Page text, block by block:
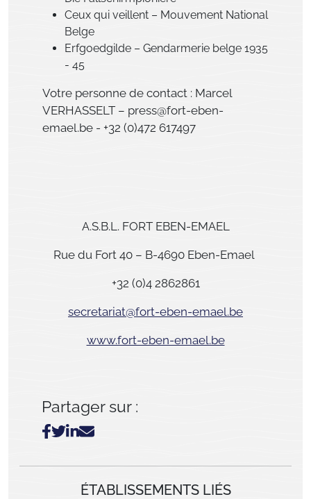
Ceux qui veillent – Mouvement National
Belge
Erfgoedgilde – Gendarmerie belge 1935
- 45
Votre personne de contact : Marcel
VERHASSELT – press@fort-eben-
emael.be - +32 (0)472 617497
A.S.B.L. FORT EBEN-EMAEL
Rue du Fort 40 – B-4690 Eben-Emael
+32 (0)4 2862861
secretariat@fort-eben-emael.be
www.fort-eben-emael.be
Partager sur :
ÉTABLISSEMENTS LIÉS